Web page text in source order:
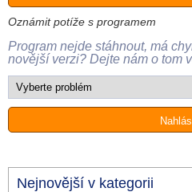
Oznámit potíže s programem
Program nejde stáhnout, má
novější verzi? Dejte nám o tom
Nejnovější v kategorii